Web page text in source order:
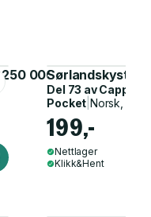
000Sørlandskysten
Del 73 av
Pocket |Norsk,
199,-
Nettlager
Klikk&Hent